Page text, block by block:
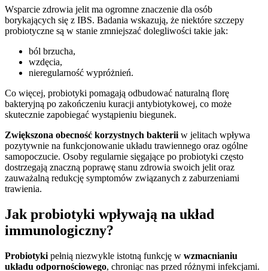
Wsparcie zdrowia jelit ma ogromne znaczenie dla osób
borykających się z IBS. Badania wskazują, że niektóre szczepy
probiotyczne są w stanie zmniejszać dolegliwości takie jak:
ból brzucha,
wzdęcia,
nieregularność wypróżnień.
Co więcej, probiotyki pomagają odbudować naturalną florę
bakteryjną po zakończeniu kuracji antybiotykowej, co może
skutecznie zapobiegać wystąpieniu biegunek.
Zwiększona obecność korzystnych bakterii w jelitach wpływa
pozytywnie na funkcjonowanie układu trawiennego oraz ogólne
samopoczucie. Osoby regularnie sięgające po probiotyki często
dostrzegają znaczną poprawę stanu zdrowia swoich jelit oraz
zauważalną redukcję symptomów związanych z zaburzeniami
trawienia.
Jak probiotyki wpływają na układ
immunologiczny?
Probiotyki pełnią niezwykle istotną funkcję w wzmacnianiu
układu odpornościowego, chroniąc nas przed różnymi infekcjami.